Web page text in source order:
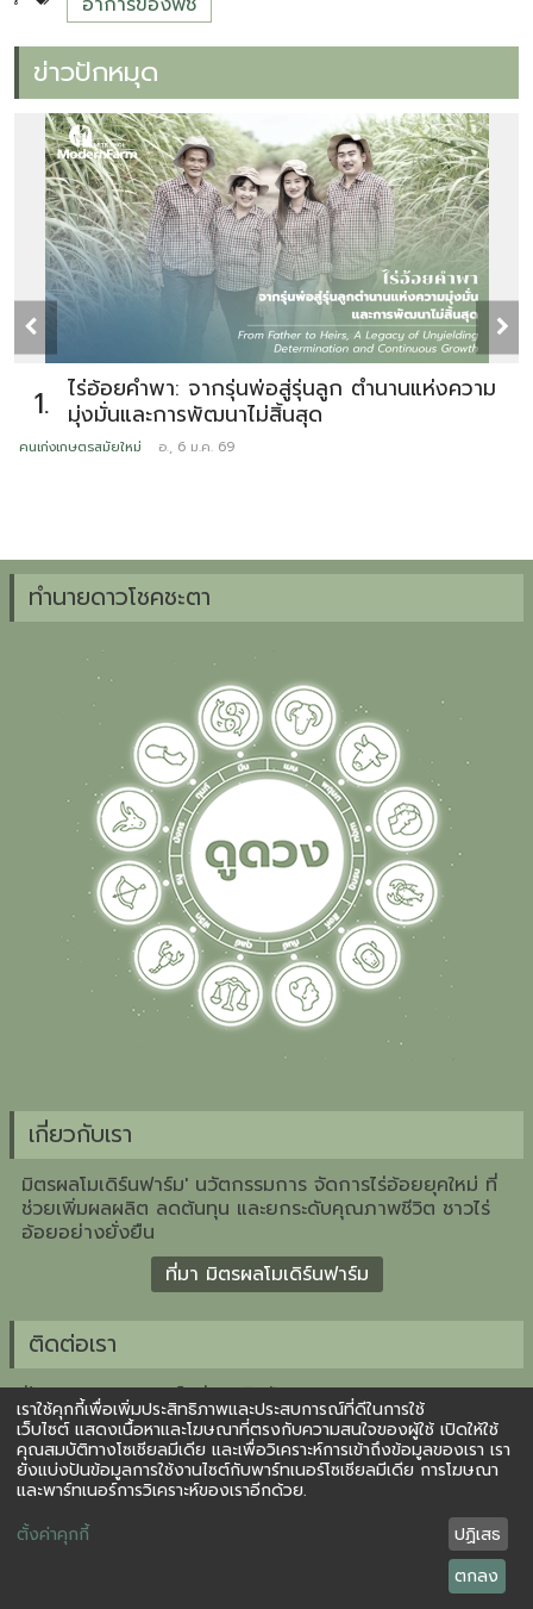
ข่าวปักหมุด
1.
ไร่อ้อยคำพา: จากรุ่นพ่อสู่รุ่นลูก ตำนานแห่งความ
มุ่งมั่นและการพัฒนาไม่สิ้นสุด
คนเก่งเกษตรสมัยใหม่
อ., 6 ม.ค. 69
ทำนายดาวโชคชะตา
เกี่ยวกับเรา
มิตรผลโมเดิร์นฟาร์ม' นวัตกรรมการ จัดการไร่อ้อยยุคใหม่ ที่
ช่วยเพิ่มผลผลิต ลดต้นทุน และยกระดับคุณภาพชีวิต ชาวไร่
อ้อยอย่างยั่งยืน
ที่มา มิตรผลโมเดิร์นฟาร์ม
ติดต่อเรา
ฝ่ายวางแผนกลยุทธ์กลุ่มธุรกิจอ้อย
บริษัท น้ำตาลมิตรผล จำกัด
2 อาคารเพลินจิตเซ็นเตอร์ ชั้น 3 ถ.สุขุมวิท คลองเตย
กรุงเทพ 10110
© COPYRIGHT 2017 MITR PHOL GROUP ALL RIGHT RESERVED
เราใช้คุกกี้เพื่อเพิ่มประสิทธิภาพและประสบการณ์ที่ดีในการใช้
เว็บไซต์ แสดงเนื้อหาและโฆษณาที่ตรงกับความสนใจของผู้ใช้ เปิดให้ใช้
คุณสมบัติทางโซเชียลมีเดีย และเพื่อวิเคราะห์การเข้าถึงข้อมูลของเรา เรา
ยังแบ่งปันข้อมูลการใช้งานไซต์กับพาร์ทเนอร์โซเชียลมีเดีย การโฆษณา
และพาร์ทเนอร์การวิเคราะห์ของเราอีกด้วย.
ตั้งค่าคุกกี้
ปฏิเสธ
ตกลง